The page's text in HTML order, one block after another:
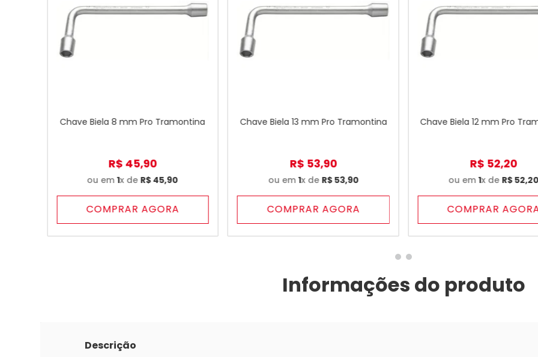
Chave Biela 8 mm Pro Tramontina
R$ 45,90
ou em1x deR$45,90
COMPRAR AGORA
Chave Biela 13 mm Pro Tramontina
R$ 53,90
ou em1x de R$53,90
COMPRAR AGORA
Chave Biela 12 mm Pro
R$ 52,20
ou em1x de R$52,20
COMPRAR
Informações do produto
Descrição